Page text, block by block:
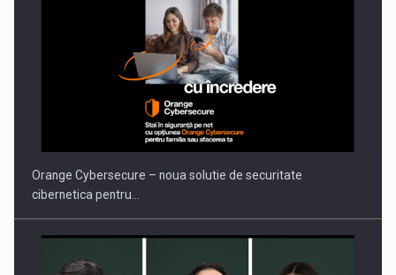
Orange Cybersecure – noua solutie de securitate
cibernetica pentru…